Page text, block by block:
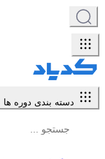
دسته بندی دوره ها